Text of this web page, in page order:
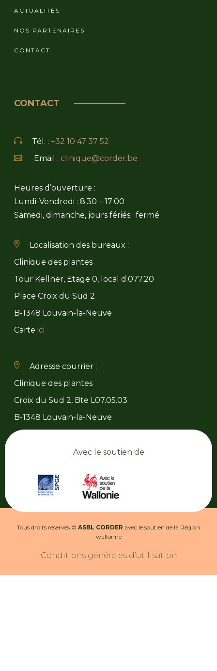
ACTUALITÉS
NOS PARTENAIRES
CONTACT
CONTACT
Tél. : +32 10 47 37 52
Email : clinique@corder.be
Heures d’ouverture :
Lundi-Vendredi : 8:30 – 17:00
Samedi, dimanche, jours fériés : fermé
Localisation des bureaux :
Clinique des plantes
Tour Kellner, Etage 0, local d.077.20
Place Croix du Sud 2
B-1348 Louvain-la-Neuve
Carte ici
Adresse courrier :
Clinique des plantes
Croix du Sud 2, Bte L07.05.03
B-1348 Louvain-la-Neuve
Avec le soutien de
Tous droits réservés © ASBL CORDER avec le soutien de la Région
wallonne
Conditions générales d’utilisation